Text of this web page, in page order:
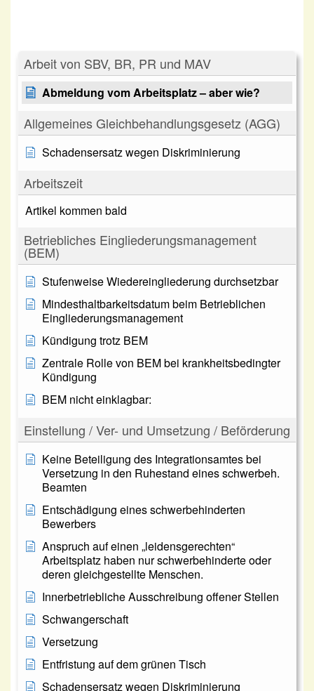
Arbeit von SBV, BR, PR und MAV
Abmeldung vom Arbeitsplatz – aber wie?
Allgemeines Gleichbehandlungsgesetz (AGG)
Schadensersatz wegen Diskriminierung
Arbeitszeit
Artikel kommen bald
Betriebliches Eingliederungsmanagement
(BEM)
Stufenweise Wiedereingliederung durchsetzbar
Mindesthaltbarkeitsdatum beim Betrieblichen
Eingliederungsmanagement
Kündigung trotz BEM
Zentrale Rolle von BEM bei krankheitsbedingter
Kündigung
BEM nicht einklagbar:
Einstellung / Ver- und Umsetzung / Beförderung
Keine Beteiligung des Integrationsamtes bei
Versetzung in den Ruhestand eines schwerbeh.
Beamten
Entschädigung eines schwerbehinderten
Bewerbers
Anspruch auf einen „leidensgerechten“
Arbeitsplatz haben nur schwerbehinderte oder
deren gleichgestellte Menschen.
Innerbetriebliche Ausschreibung offener Stellen
Schwangerschaft
Versetzung
Entfristung auf dem grünen Tisch
Schadensersatz wegen Diskriminierung